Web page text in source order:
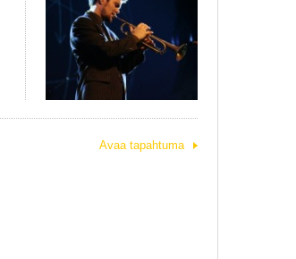
Avaa tapahtuma